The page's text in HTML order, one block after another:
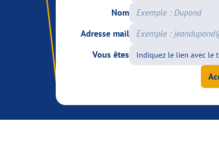
Nom
Adresse mail
Vous êtes